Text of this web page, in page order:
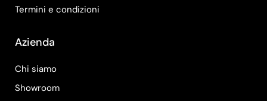
Termini e condizioni
Azienda
Chi siamo
Showroom